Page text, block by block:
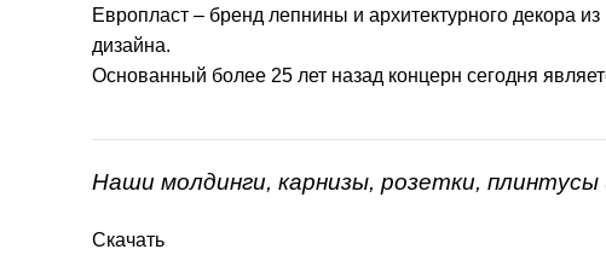
Европласт – бренд лепнины и архитектурного декора
дизайна.
Основанный более 25 лет назад концерн сегодня
Наши молдинги, карнизы, розетки,
Скачать